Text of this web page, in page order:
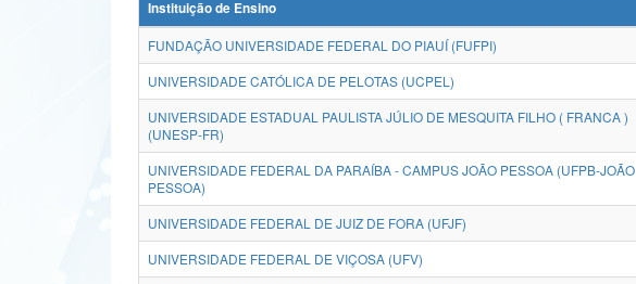
Instituição de Ensino
FUNDAÇÃO UNIVERSIDADE FEDERAL DO PIAUÍ (FUFPI)
UNIVERSIDADE CATÓLICA DE PELOTAS (UCPEL)
UNIVERSIDADE ESTADUAL PAULISTA JÚLIO DE MESQUITA FILHO ( FRANCA )
(UNESP-FR)
UNIVERSIDADE FEDERAL DA PARAÍBA - CAMPUS JOÃO PESSOA (UFPB-JOÃO
PESSOA)
UNIVERSIDADE FEDERAL DE JUIZ DE FORA (UFJF)
UNIVERSIDADE FEDERAL DE VIÇOSA (UFV)